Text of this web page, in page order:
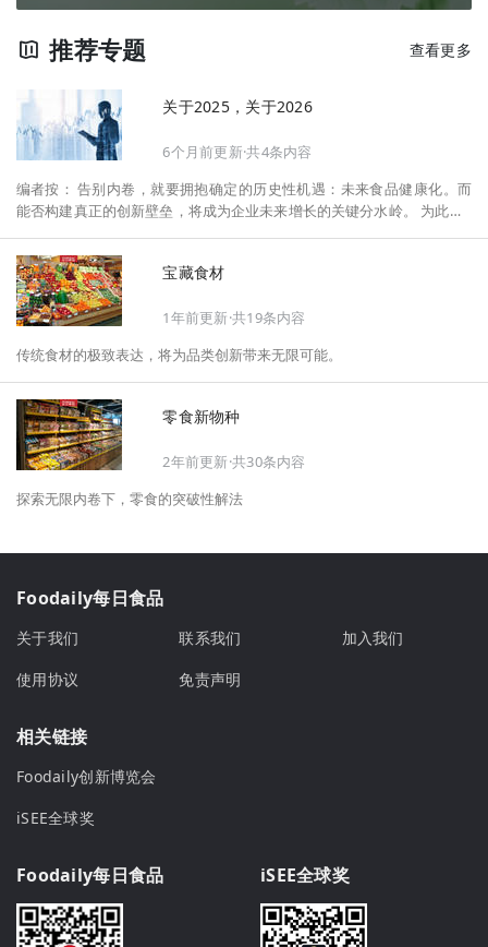
推荐专题 查看更多
关于2025，关于2026
6个月前更新·共4条内容
编者按： 告别内卷，就要拥抱确定的历史性机遇：未来食品健康化。而
能否构建真正的创新壁垒，将成为企业未来增长的关键分水岭。 为此，F
将以“创新产品”透视“未来机会”，以全球视野探寻中国机遇、增长解法，
拆解年度标杆的增长逻辑与谋篇布局，深挖“药食同源”“低GI”“老龄营
养”“清洁标签”等热门赛道的爆品基因，从趋势预判、品类创新、未来增长
机会、企业战略布局以及渠道变革等，为行业提供务实、前瞻的开年创新
宝藏食材
1年前更新·共19条内容
传统食材的极致表达，将为品类创新带来无限可能。
零食新物种
2年前更新·共30条内容
探索无限内卷下，零食的突破性解法
Foodaily每日食品
关于我们 联系我们
加入我们
使用协议
免责声明
相关链接
Foodaily创新博览会
iSEE全球奖
Foodaily每日食品 iSEE全球奖